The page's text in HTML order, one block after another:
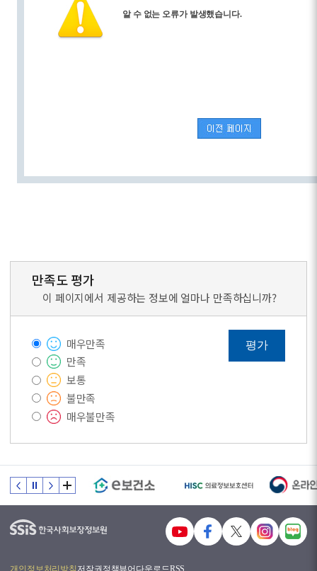
알 수 없는 오류가 발생했습니다.
만족도 평가
이 페이지에서 제공하는 정보에 얼마나 만족하십니까?
매우만족
만족
보통
불만족
매우불만족
평가
개인정보처리방침 저작권정책뷰어다운로드RSS